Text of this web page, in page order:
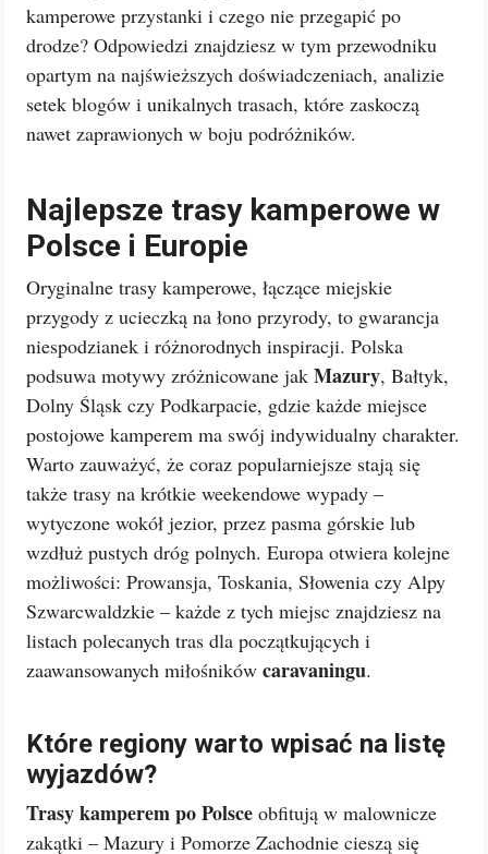
kamperowe przystanki i czego nie przegapić po
drodze? Odpowiedzi znajdziesz w tym przewodniku
opartym na najświeższych doświadczeniach, analizie
setek blogów i unikalnych trasach, które zaskoczą
nawet zaprawionych w boju podróżników.
Najlepsze trasy kamperowe w
Polsce i Europie
Oryginalne trasy kamperowe, łączące miejskie
przygody z ucieczką na łono przyrody, to gwarancja
niespodzianek i różnorodnych inspiracji. Polska
podsuwa motywy zróżnicowane jak Mazury, Bałtyk,
Dolny Śląsk czy Podkarpacie, gdzie każde miejsce
postojowe kamperem ma swój indywidualny charakter.
Warto zauważyć, że coraz popularniejsze stają się
także trasy na krótkie weekendowe wypady –
wytyczone wokół jezior, przez pasma górskie lub
wzdłuż pustych dróg polnych. Europa otwiera kolejne
możliwości: Prowansja, Toskania, Słowenia czy Alpy
Szwarcwaldzkie – każde z tych miejsc znajdziesz na
listach polecanych tras dla początkujących i
zaawansowanych miłośników caravaningu.
Które regiony warto wpisać na listę
wyjazdów?
Trasy kamperem po Polsce obfitują w malownicze
zakątki – Mazury i Pomorze Zachodnie cieszą się